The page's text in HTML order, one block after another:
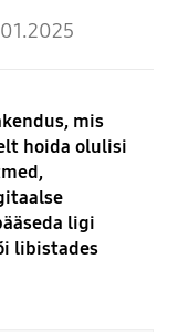
mis
hoida olulisi
ligi
libistades